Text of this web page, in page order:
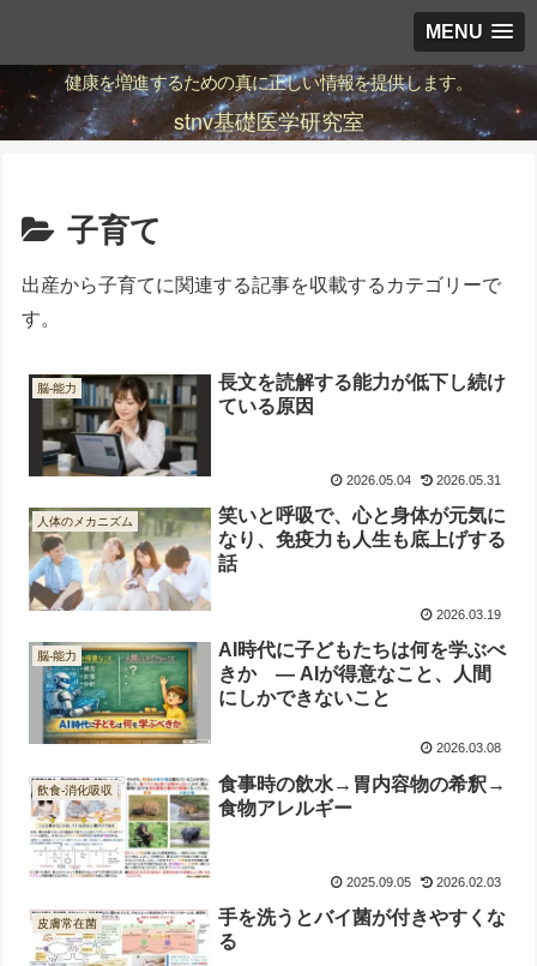
MENU
健康を増進するための真に正しい情報を提供します。
stnv基礎医学研究室
子育て
出産から子育てに関連する記事を収載するカテゴリーで
す。
脳-能力
長文を読解する能力が低下し続け
ている原因
2026.05.04 2026.05.31
人体のメカニズム
笑いと呼吸で、心と身体が元気に
なり、免疫力も人生も底上げする
話
2026.03.19
脳-能力
AI時代に子どもたちは何を学ぶべ
きか ― AIが得意なこと、人間
にしかできないこと
2026.03.08
飲食-消化吸収
食事時の飲水→胃内容物の希釈→
食物アレルギー
2025.09.05 2026.02.03
皮膚常在菌
手を洗うとバイ菌が付きやすくな
る